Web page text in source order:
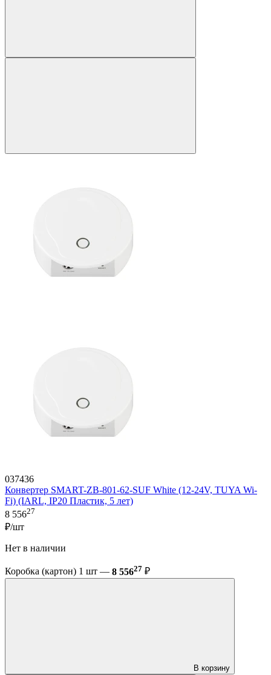
037436
Конвертер SMART-ZB-801-62-SUF White (12-24V, TUYA Wi-
Fi) (IARL, IP20 Пластик, 5 лет)
8 55627
₽/шт
Нет в наличии
Коробка (картон) 1 шт — 8 55627 ₽
В корзину